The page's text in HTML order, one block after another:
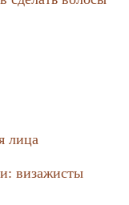
лица
визажисты